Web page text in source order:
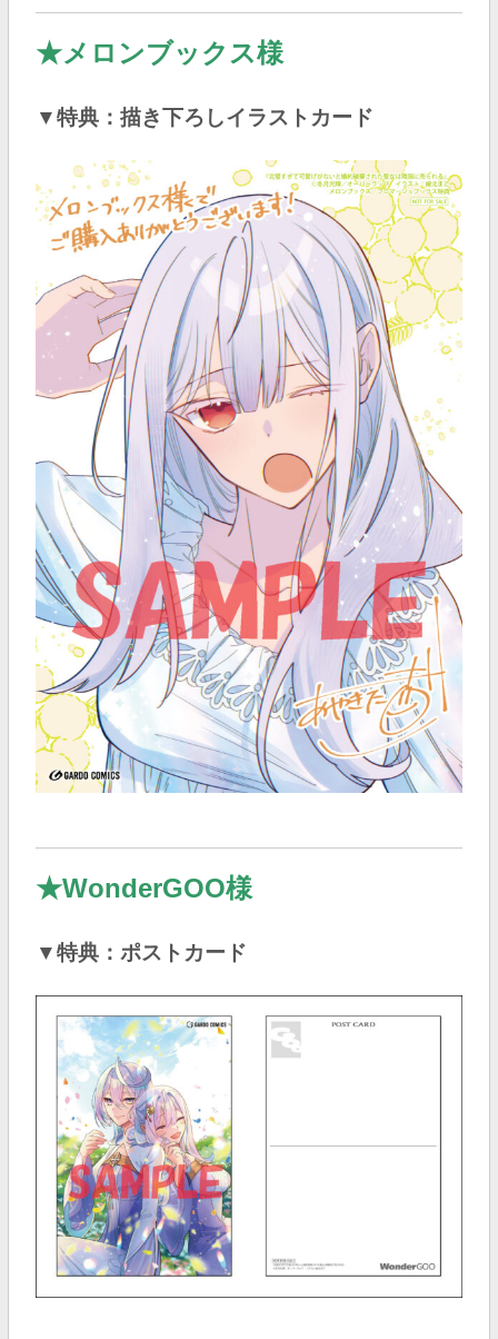
★メロンブックス様
▼特典：描き下ろしイラストカード
★WonderGOO様
▼特典：ポストカード